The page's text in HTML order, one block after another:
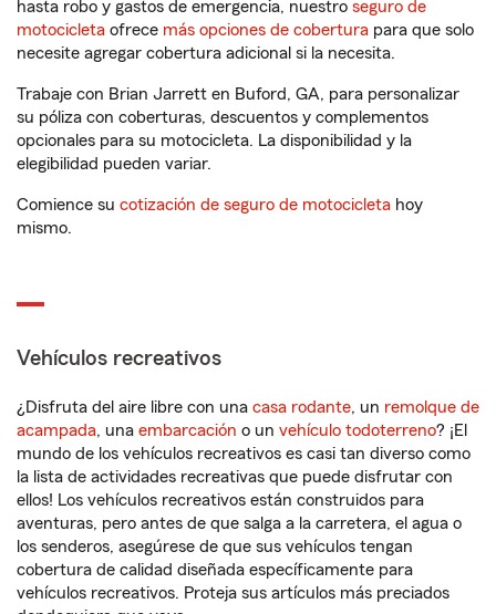
hasta robo y gastos de emergencia, nuestro seguro de
motocicleta ofrece más opciones de cobertura para que solo
necesite agregar cobertura adicional si la necesita.
Trabaje con Brian Jarrett en Buford, GA, para personalizar
su póliza con coberturas, descuentos y complementos
opcionales para su motocicleta. La disponibilidad y la
elegibilidad pueden variar.
Comience su cotización de seguro de motocicleta hoy
mismo.
Vehículos recreativos
¿Disfruta del aire libre con una casa rodante, un remolque de
acampada, una embarcación o un vehículo todoterreno? ¡El
mundo de los vehículos recreativos es casi tan diverso como
la lista de actividades recreativas que puede disfrutar con
ellos! Los vehículos recreativos están construidos para
aventuras, pero antes de que salga a la carretera, el agua o
los senderos, asegúrese de que sus vehículos tengan
cobertura de calidad diseñada específicamente para
vehículos recreativos. Proteja sus artículos más preciados